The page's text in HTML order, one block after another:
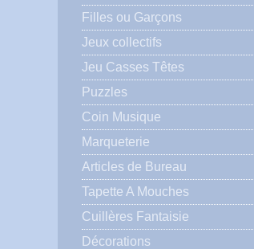
Filles ou Garçons
Jeux collectifs
Jeu Casses Têtes
Puzzles
Coin Musique
Marqueterie
Articles de Bureau
Tapette A Mouches
Cuillères Fantaisie
Décorations